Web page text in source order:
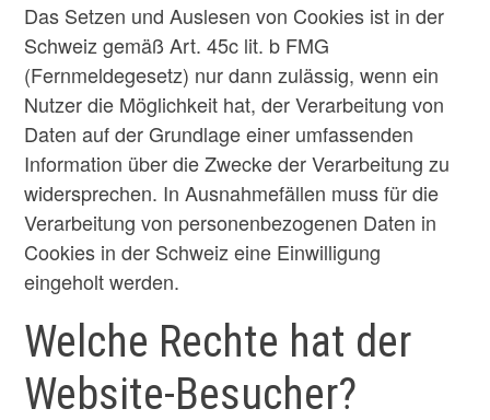
Das Setzen und Auslesen von Cookies ist in der
Schweiz gemäß Art. 45c lit. b FMG
(Fernmeldegesetz) nur dann zulässig, wenn ein
Nutzer die Möglichkeit hat, der Verarbeitung von
Daten auf der Grundlage einer umfassenden
Information über die Zwecke der Verarbeitung zu
widersprechen. In Ausnahmefällen muss für die
Verarbeitung von personenbezogenen Daten in
Cookies in der Schweiz eine Einwilligung
eingeholt werden.
Welche Rechte hat der
Website-Besucher?